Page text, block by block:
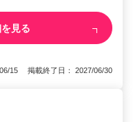
見る
15 掲載終了日： 2027/06/30